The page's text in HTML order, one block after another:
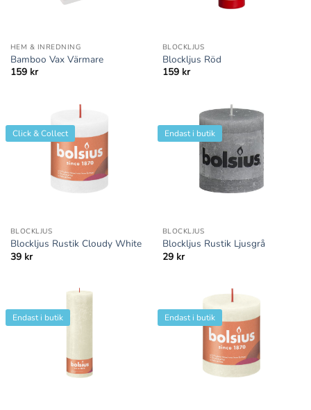
HEM & INREDNING
Bamboo Vax Värmare
159 kr
BLOCKLJUS
Blockljus Röd
159 kr
Click & Collect
BLOCKLJUS
Blockljus Rustik Cloudy White
39 kr
Endast i butik
BLOCKLJUS
Blockljus Rustik Ljusgrå
29 kr
Endast i butik Endast i butik